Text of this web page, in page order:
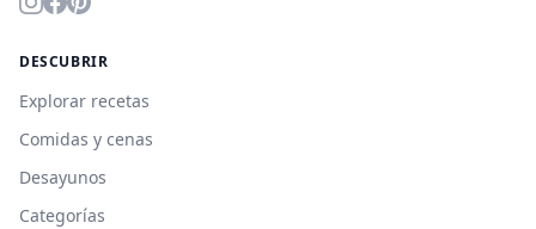
DESCUBRIR
Explorar recetas
Comidas y cenas
Desayunos
Categorías